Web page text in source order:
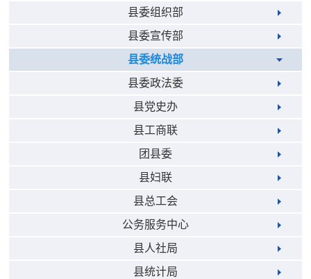
县委组织部
县委宣传部
县委统战部
县委政法委
县党史办
县工商联
团县委
县妇联
县总工会
公务服务中心
县人社局
县统计局